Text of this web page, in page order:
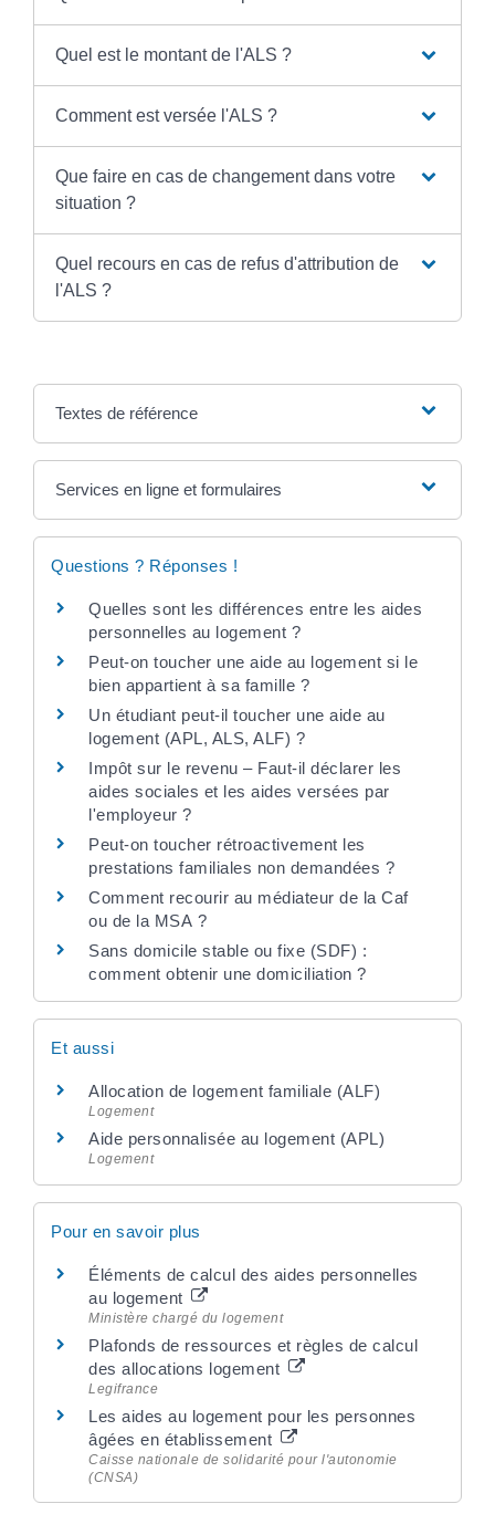
Quel est le montant de l'ALS ?
Comment est versée l'ALS ?
Que faire en cas de changement dans votre
situation ?
Quel recours en cas de refus d'attribution de
l'ALS ?
Textes de référence
Services en ligne et formulaires
Questions ? Réponses !
Quelles sont les différences entre les aides
personnelles au logement ?
Peut-on toucher une aide au logement si le
bien appartient à sa famille ?
Un étudiant peut-il toucher une aide au
logement (APL, ALS, ALF) ?
Impôt sur le revenu – Faut-il déclarer les
aides sociales et les aides versées par
l'employeur ?
Peut-on toucher rétroactivement les
prestations familiales non demandées ?
Comment recourir au médiateur de la Caf
ou de la MSA ?
Sans domicile stable ou fixe (SDF) :
comment obtenir une domiciliation ?
Et aussi
Allocation de logement familiale (ALF)
Logement
Aide personnalisée au logement (APL)
Logement
Pour en savoir plus
Éléments de calcul des aides personnelles
au logement
Ministère chargé du logement
Plafonds de ressources et règles de calcul
des allocations logement
Legifrance
Les aides au logement pour les personnes
âgées en établissement
Caisse nationale de solidarité pour l'autonomie
(CNSA)